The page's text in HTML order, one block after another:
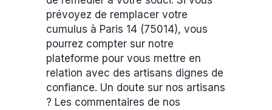
prévoyez de remplacer votre
cumulus à Paris 14 (75014), vous
pourrez compter sur notre
plateforme pour vous mettre en
relation avec des artisans dignes de
confiance. Un doute sur nos artisans
? Les commentaires de nos